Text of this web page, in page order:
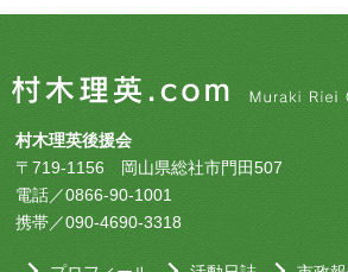
村木理英後援会
〒719-1156 岡山県総社市門田507
電話／0866-90-1001
携帯／090-4690-3318